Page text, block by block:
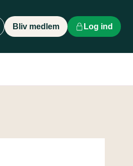
Bliv medlem Log ind